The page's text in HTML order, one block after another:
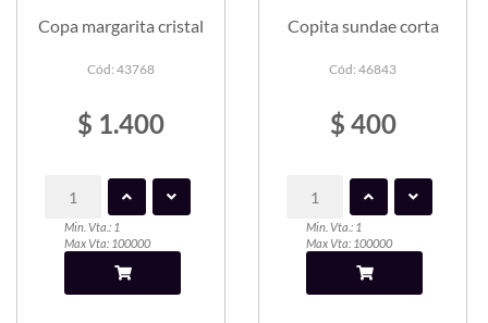
Copa margarita cristal
Cód: 43768
$ 1.400
Min. Vta.: 1
Max Vta: 100000
Copita sundae corta
Cód: 46843
$ 400
Min. Vta.: 1
Max Vta: 100000